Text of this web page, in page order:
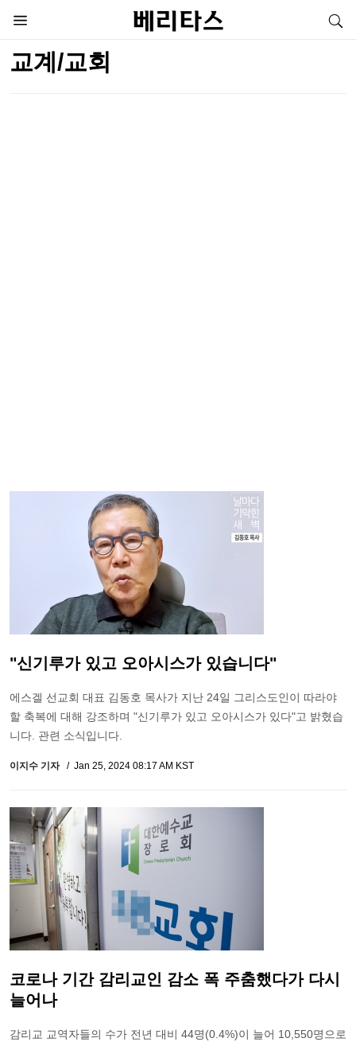
교계/교회
"신기루가 있고 오아시스가 있습니다"
에스겔 선교회 대표 김동호 목사가 지난 24일 그리스도인이 따라야
할 축복에 대해 강조하며 "신기루가 있고 오아시스가 있다"고 밝혔습
니다. 관련 소식입니다.
이지수 기자 Jan 25, 2024 08:17 AM KST
코로나 기간 감리교인 감소 폭 주춤했다가 다시
늘어나
감리교 교역자들의 수가 전년 대비 44명(0.4%)이 늘어 10,550명으로